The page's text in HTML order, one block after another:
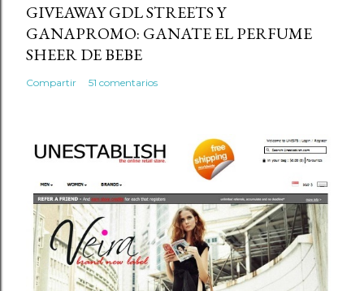
GIVEAWAY GDL STREETS Y
GANAPROMO: GANATE EL PERFUME
SHEER DE BEBE
Compartir 51 comentarios